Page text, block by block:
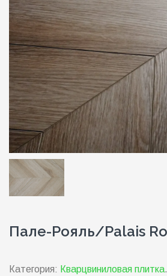
Пале-Рояль/Palais
Категория: Кварцвиниловая плитка.